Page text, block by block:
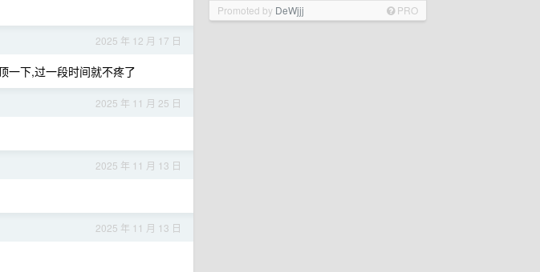
Promoted by DeWjjj PRO
2025 年 12 月 17 日
一下,过一段时间就不疼了
2025 年 11 月 25 日
2025 年 11 月 13 日
2025 年 11 月 13 日